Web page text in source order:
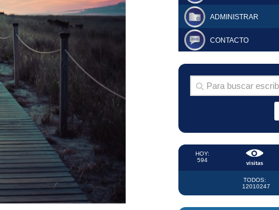
ADMINISTRAR
CONTACTO
visitas
HOY:
594
TODOS:
12010247